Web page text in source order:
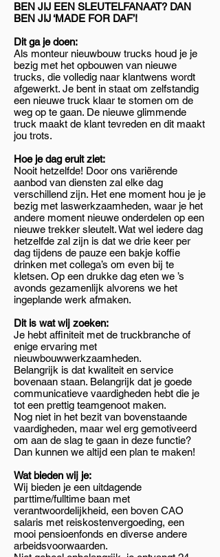
BEN JIJ EEN SLEUTELFANAAT? DAN
BEN JIJ ‘MADE FOR DAF’!
Dit ga je doen:
Als monteur nieuwbouw trucks houd je je
bezig met het opbouwen van nieuwe
trucks, die volledig naar klantwens wordt
afgewerkt. Je bent in staat om zelfstandig
een nieuwe truck klaar te stomen om de
weg op te gaan. De nieuwe glimmende
truck maakt de klant tevreden en dit maakt
jou trots.
Hoe je dag eruit ziet:
Nooit hetzelfde! Door ons variërende
aanbod van diensten zal elke dag
verschillend zijn. Het ene moment hou je je
bezig met laswerkzaamheden, waar je het
andere moment nieuwe onderdelen op een
nieuwe trekker sleutelt. Wat wel iedere dag
hetzelfde zal zijn is dat we drie keer per
dag tijdens de pauze een bakje koffie
drinken met collega’s om even bij te
kletsen. Op een drukke dag eten we ’s
avonds gezamenlijk alvorens we het
ingeplande werk afmaken.
Dit is wat wij zoeken:
Je hebt affiniteit met de truckbranche of
enige ervaring met
nieuwbouwwerkzaamheden.
Belangrijk is dat kwaliteit en service
bovenaan staan. Belangrijk dat je goede
communicatieve vaardigheden hebt die je
tot een prettig teamgenoot maken.
Nog niet in het bezit van bovenstaande
vaardigheden, maar wel erg gemotiveerd
om aan de slag te gaan in deze functie?
Dan kunnen we altijd een plan te maken!
Wat bieden wij je:
Wij bieden je een uitdagende
parttime/fulltime baan met
verantwoordelijkheid, een boven CAO
salaris met reiskostenvergoeding, een
mooi pensioenfonds en diverse andere
arbeidsvoorwaarden.